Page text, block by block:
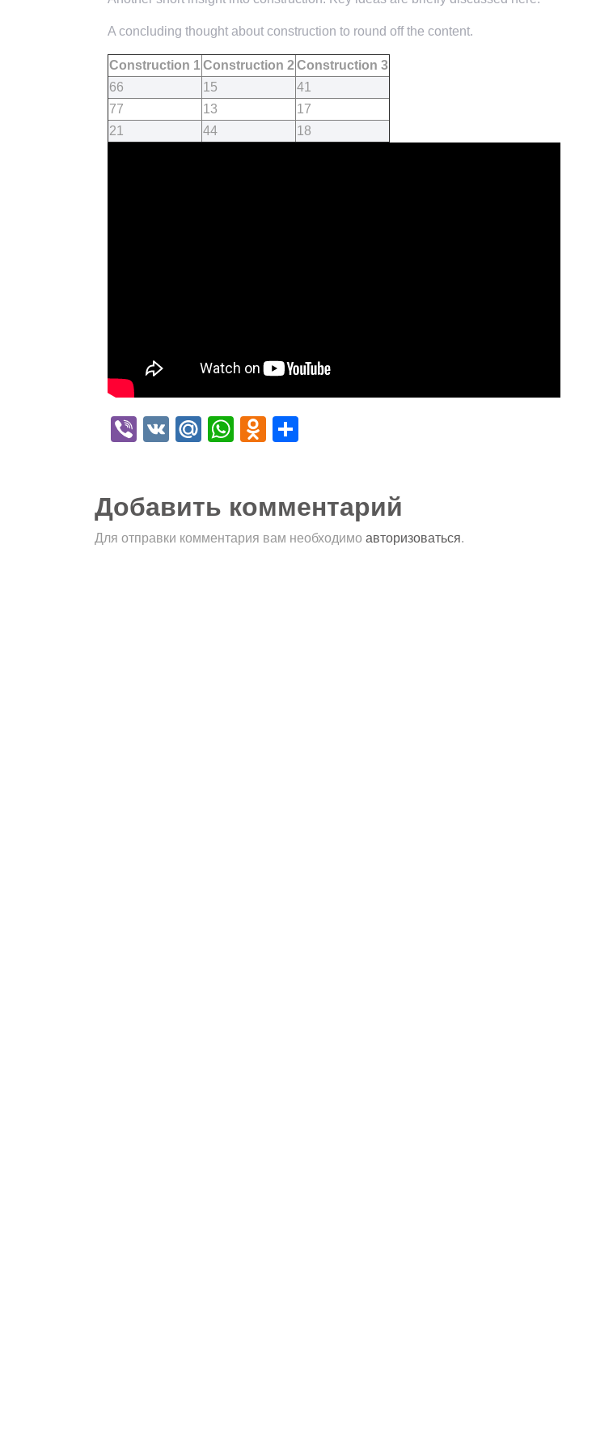
A concluding thought about construction to round off the content.
Construction 1Construction 2 Construction 3
66
15
41
77
13
17
21
44 18
Viber
VK Mail.Ru
WhatsApp
Odnoklassniki
Добавить комментарий
Для отправки комментария вам необходимо авторизоваться.